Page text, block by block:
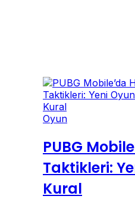
Oyun
PUBG
Taktikleri:
Kural